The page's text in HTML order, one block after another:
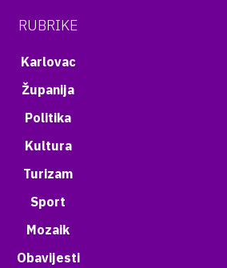
RUBRIKE
Karlovac
Županija
Politika
Kultura
Turizam
Sport
Mozaik
Obavijesti